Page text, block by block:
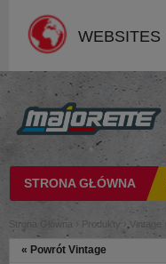
WEBSITES
STRONA GŁÓWNA
Strona Glówna › Produkty › Vintage
« Powrót Vintage